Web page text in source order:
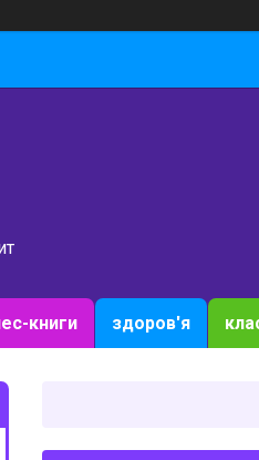
книги здоров'я